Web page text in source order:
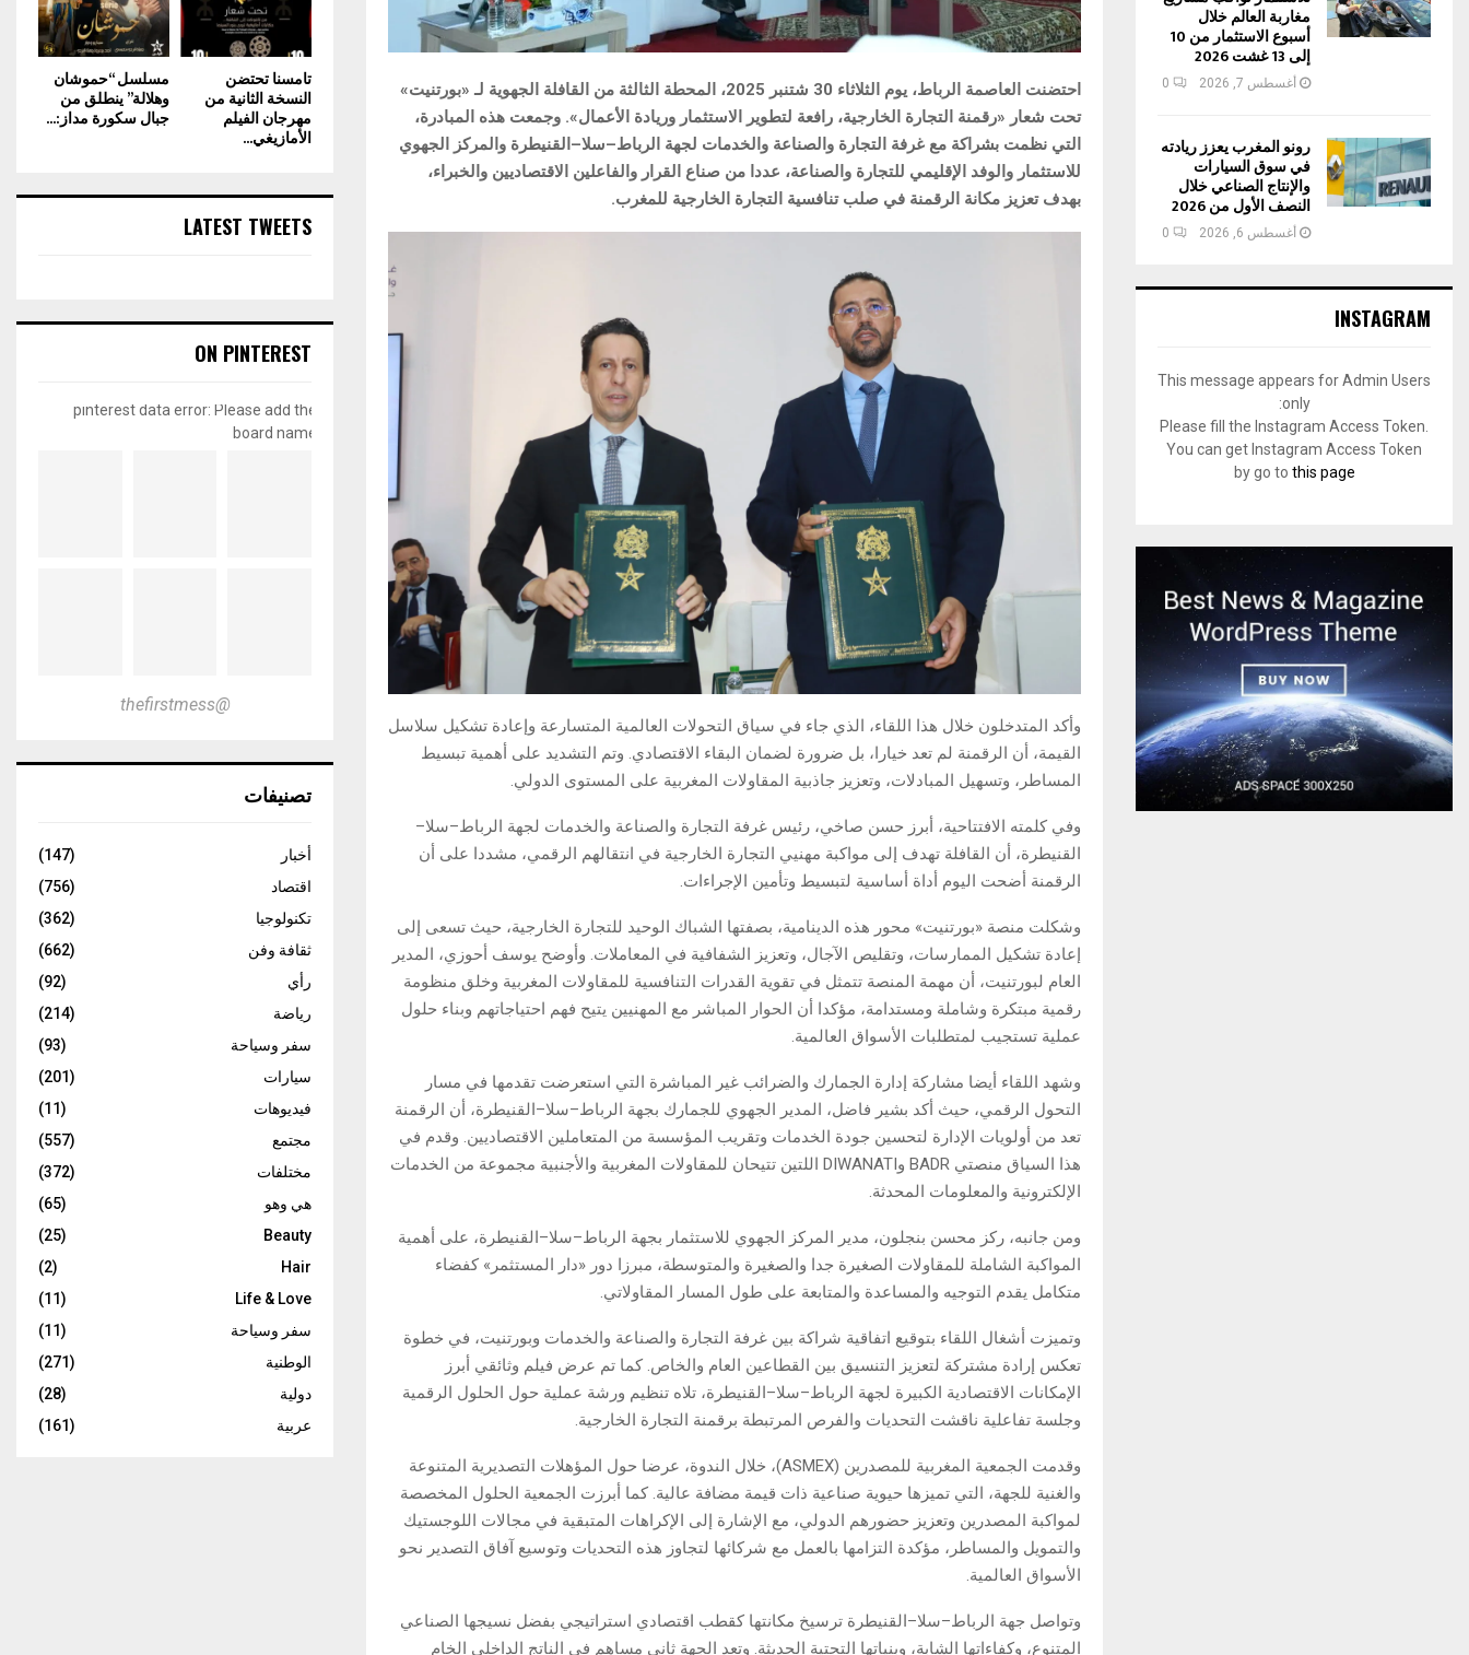
احتضنت العاصمة الرباط، يوم الثلاثاء 30 شتنبر 2025، المحطة الثالثة من القافلة الجهوية لـ «بورتنيت»
تحت شعار «رقمنة التجارة الخارجية، رافعة لتطوير الاستثمار وريادة الأعمال». وجمعت هذه المبادرة،
التي نظمت بشراكة مع غرفة التجارة والصناعة والخدمات لجهة الرباط–سلا–القنيطرة والمركز الجهوي
للاستثمار والوفد الإقليمي للتجارة والصناعة، عددا من صناع القرار والفاعلين الاقتصاديين والخبراء،
بهدف تعزيز مكانة الرقمنة في صلب تنافسية التجارة الخارجية للمغرب.
وأكد المتدخلون خلال هذا اللقاء، الذي جاء في سياق التحولات العالمية المتسارعة وإعادة تشكيل سلاسل
القيمة، أن الرقمنة لم تعد خيارا، بل ضرورة لضمان البقاء الاقتصادي. وتم التشديد على أهمية تبسيط
المساطر، وتسهيل المبادلات، وتعزيز جاذبية المقاولات المغربية على المستوى الدولي.
وفي كلمته الافتتاحية، أبرز حسن صاخي، رئيس غرفة التجارة والصناعة والخدمات لجهة الرباط–سلا–
القنيطرة، أن القافلة تهدف إلى مواكبة مهنيي التجارة الخارجية في انتقالهم الرقمي، مشددا على أن
الرقمنة أضحت اليوم أداة أساسية لتبسيط وتأمين الإجراءات.
وشكلت منصة «بورتنيت» محور هذه الدينامية، بصفتها الشباك الوحيد للتجارة الخارجية، حيث تسعى إلى
إعادة تشكيل الممارسات، وتقليص الآجال، وتعزيز الشفافية في المعاملات. وأوضح يوسف أحوزي، المدير
العام لبورتنيت، أن مهمة المنصة تتمثل في تقوية القدرات التنافسية للمقاولات المغربية وخلق منظومة
رقمية مبتكرة وشاملة ومستدامة، مؤكدا أن الحوار المباشر مع المهنيين يتيح فهم احتياجاتهم وبناء حلول
عملية تستجيب لمتطلبات الأسواق العالمية.
وشهد اللقاء أيضا مشاركة إدارة الجمارك والضرائب غير المباشرة التي استعرضت تقدمها في مسار
التحول الرقمي، حيث أكد بشير فاضل، المدير الجهوي للجمارك بجهة الرباط–سلا–القنيطرة، أن الرقمنة
تعد من أولويات الإدارة لتحسين جودة الخدمات وتقريب المؤسسة من المتعاملين الاقتصاديين. وقدم في
هذا السياق منصتي BADR وDIWANATI اللتين تتيحان للمقاولات المغربية والأجنبية مجموعة من الخدمات
الإلكترونية والمعلومات المحدثة.
ومن جانبه، ركز محسن بنجلون، مدير المركز الجهوي للاستثمار بجهة الرباط–سلا–القنيطرة، على أهمية
المواكبة الشاملة للمقاولات الصغيرة جدا والصغيرة والمتوسطة، مبرزا دور «دار المستثمر» كفضاء
متكامل يقدم التوجيه والمساعدة والمتابعة على طول المسار المقاولاتي.
وتميزت أشغال اللقاء بتوقيع اتفاقية شراكة بين غرفة التجارة والصناعة والخدمات وبورتنيت، في خطوة
تعكس إرادة مشتركة لتعزيز التنسيق بين القطاعين العام والخاص. كما تم عرض فيلم وثائقي أبرز
الإمكانات الاقتصادية الكبيرة لجهة الرباط–سلا–القنيطرة، تلاه تنظيم ورشة عملية حول الحلول الرقمية
وجلسة تفاعلية ناقشت التحديات والفرص المرتبطة برقمنة التجارة الخارجية.
وقدمت الجمعية المغربية للمصدرين (ASMEX)، خلال الندوة، عرضا حول المؤهلات التصديرية المتنوعة
والغنية للجهة، التي تميزها حيوية صناعية ذات قيمة مضافة عالية. كما أبرزت الجمعية الحلول المخصصة
لمواكبة المصدرين وتعزيز حضورهم الدولي، مع الإشارة إلى الإكراهات المتبقية في مجالات اللوجستيك
والتمويل والمساطر، مؤكدة التزامها بالعمل مع شركائها لتجاوز هذه التحديات وتوسيع آفاق التصدير نحو
الأسواق العالمية.
وتواصل جهة الرباط–سلا–القنيطرة ترسيخ مكانتها كقطب اقتصادي استراتيجي بفضل نسيجها الصناعي
المتنوع، وكفاءاتها الشابة، وبنياتها التحتية الحديثة. وتعد الجهة ثاني مساهم في الناتج الداخلي الخام
مغاربة العالم خلال
أسبوع الاستثمار من 10
إلى 13 غشت 2026
أغسطس 7, 2026 0
رونو المغرب يعزز ريادته
في سوق السيارات
والإنتاج الصناعي خلال
النصف الأول من 2026
أغسطس 6, 2026 0
INSTAGRAM
This message appears for Admin Users
only:
Please fill the Instagram Access Token.
You can get Instagram Access Token
by go to this page
مسلسل “حموشان
وهلالة” ينطلق من
جبال سكورة مداز:...
تامسنا تحتضن
النسخة الثانية من
مهرجان الفيلم
الأمازيغي...
LATEST TWEETS
ON PINTEREST
pinterest data error: Please add the
board name
@thefirstmess
تصنيفات
أخبار
(147)
اقتصاد
(756)
تكنولوجيا
(362)
ثقافة وفن
(662)
رأي
(92)
رياضة
(214)
سفر وسياحة
(93)
سيارات
(201)
فيديوهات
(11)
مجتمع
(557)
مختلفات
(372)
هي وهو
(65)
Beauty
(25)
Hair
(2)
Life & Love
(11)
سفر وسياحة
(11)
الوطنية
(271)
دولية
(28)
عربية
(161)